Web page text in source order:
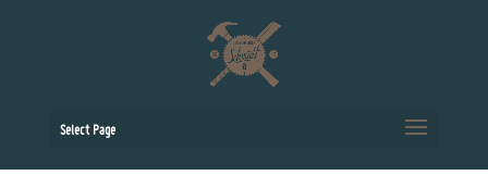
Select Page